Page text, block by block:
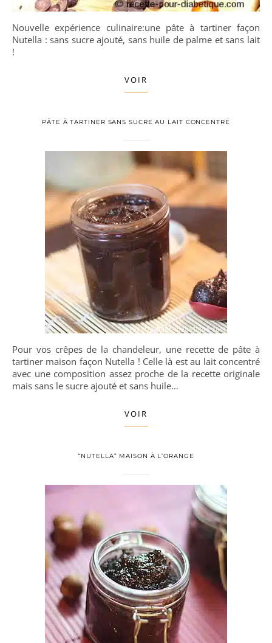
Nouvelle expérience culinaire:une pâte à tartiner façon
Nutella : sans sucre ajouté, sans huile de palme et sans lait
!
VOIR
PÂTE À TARTINER SANS SUCRE AU LAIT CONCENTRÉ
Pour vos crêpes de la chandeleur, une recette de pâte à
tartiner maison façon Nutella ! Celle là est au lait concentré
avec une composition assez proche de la recette originale
mais sans le sucre ajouté et sans huile…
VOIR
“NUTELLA” MAISON À L’ORANGE